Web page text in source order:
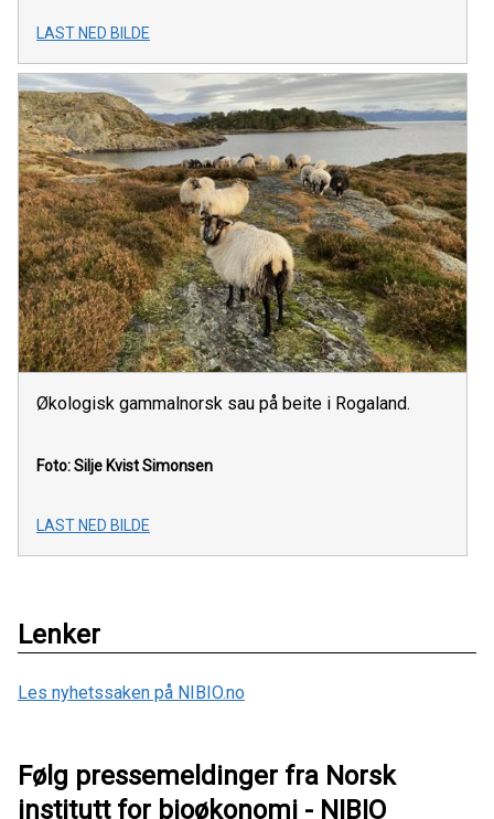
LAST NED BILDE
Økologisk gammalnorsk sau på beite i Rogaland.
Foto: Silje Kvist Simonsen
LAST NED BILDE
Lenker
Les nyhetssaken på NIBIO.no
Følg pressemeldinger fra Norsk
institutt for bioøkonomi - NIBIO